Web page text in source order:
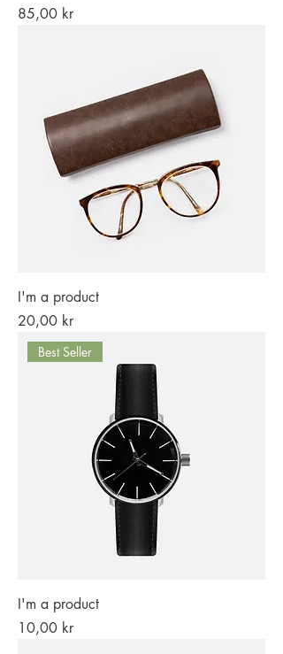
Pris
85,00 kr
I'm a product
Pris
20,00 kr
Best Seller
I'm a product
Pris
10,00 kr